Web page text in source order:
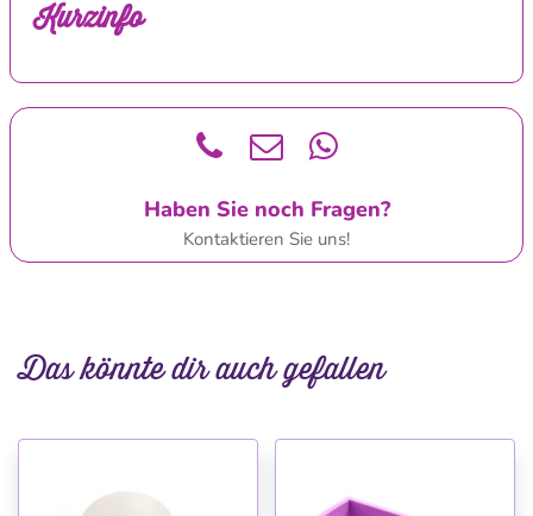
Kurzinfo
Haben Sie noch Fragen?
Kontaktieren Sie uns!
Das könnte dir auch gefallen